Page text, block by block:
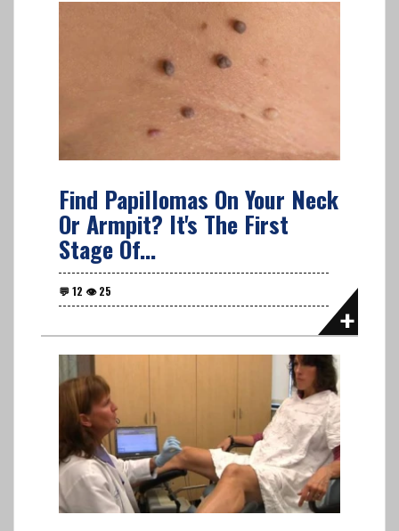
Find Papillomas On Your Neck
Or Armpit? It's The First
Stage Of...